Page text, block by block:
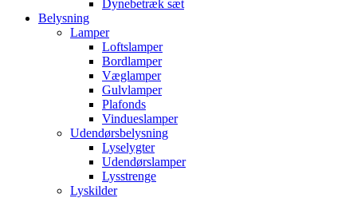
Dynebetræk sæt
Belysning
Lamper
Loftslamper
Bordlamper
Væglamper
Gulvlamper
Plafonds
Vindueslamper
Udendørsbelysning
Lyselygter
Udendørslamper
Lysstrenge
Lyskilder